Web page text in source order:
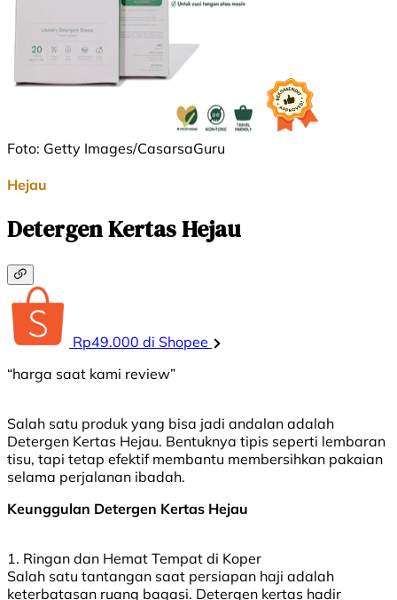
Foto: Getty Images/CasarsaGuru
Hejau
Detergen Kertas Hejau
Rp49.000 di Shopee
“harga saat kami review”
Salah satu produk yang bisa jadi andalan adalah
Detergen Kertas Hejau. Bentuknya tipis seperti lembaran
tisu, tapi tetap efektif membantu membersihkan pakaian
selama perjalanan ibadah.
Keunggulan Detergen Kertas Hejau
1. Ringan dan Hemat Tempat di Koper
Salah satu tantangan saat persiapan haji adalah
keterbatasan ruang bagasi. Detergen kertas hadir